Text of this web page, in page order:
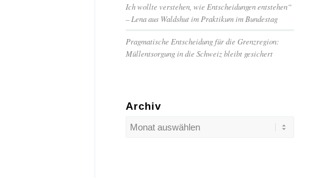
Ich wollte verstehen, wie Entscheidungen entstehen“
– Lena aus Waldshut im Praktikum im Bundestag
Pragmatische Entscheidung für die Grenzregion:
Müllentsorgung in die Schweiz bleibt gesichert
Archiv